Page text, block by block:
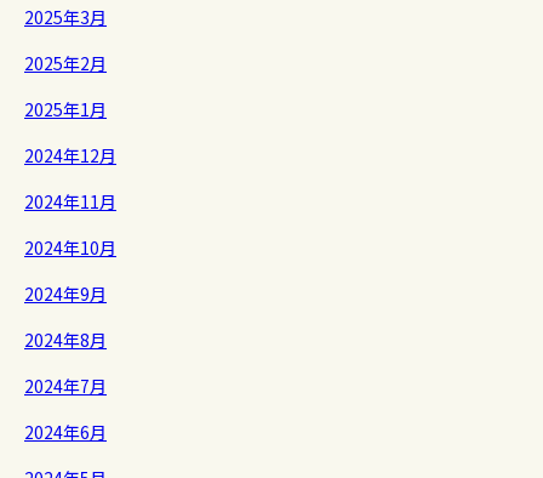
2025年3月
2025年2月
2025年1月
2024年12月
2024年11月
2024年10月
2024年9月
2024年8月
2024年7月
2024年6月